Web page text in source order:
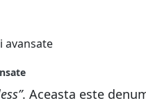
. Aceasta este